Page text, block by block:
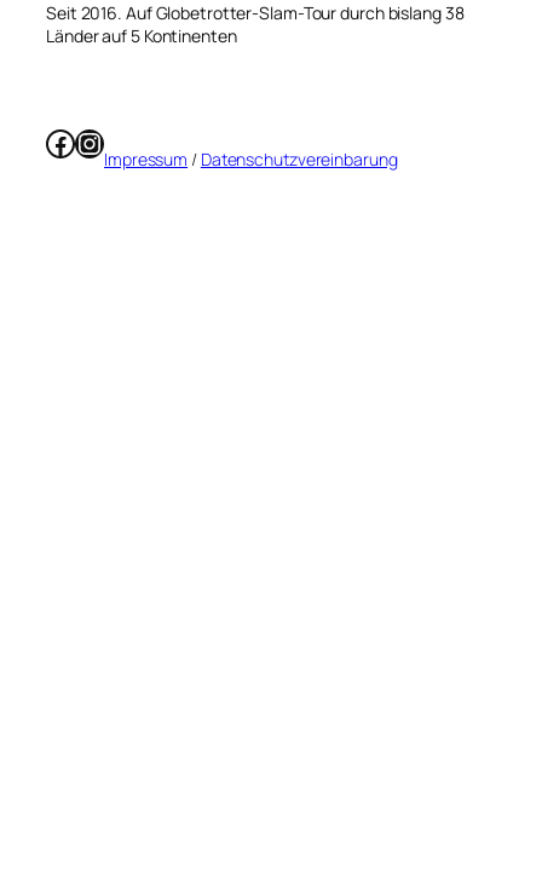
Seit 2016. Auf Globetrotter-Slam-Tour durch bislang 38
Länder auf 5 Kontinenten
Facebook
Instagram
Impressum / Datenschutzvereinbarung